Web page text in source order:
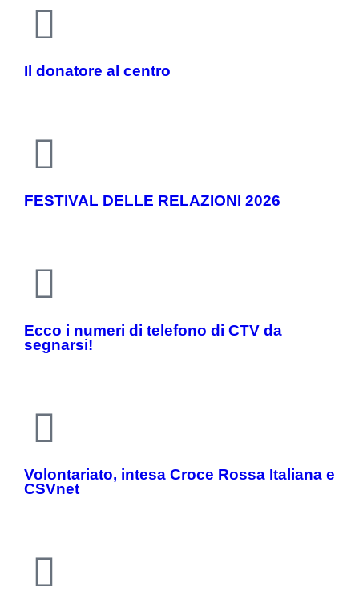
Il donatore al centro
FESTIVAL DELLE RELAZIONI 2026
Ecco i numeri di telefono di CTV da
segnarsi!
Volontariato, intesa Croce Rossa Italiana e
CSVnet